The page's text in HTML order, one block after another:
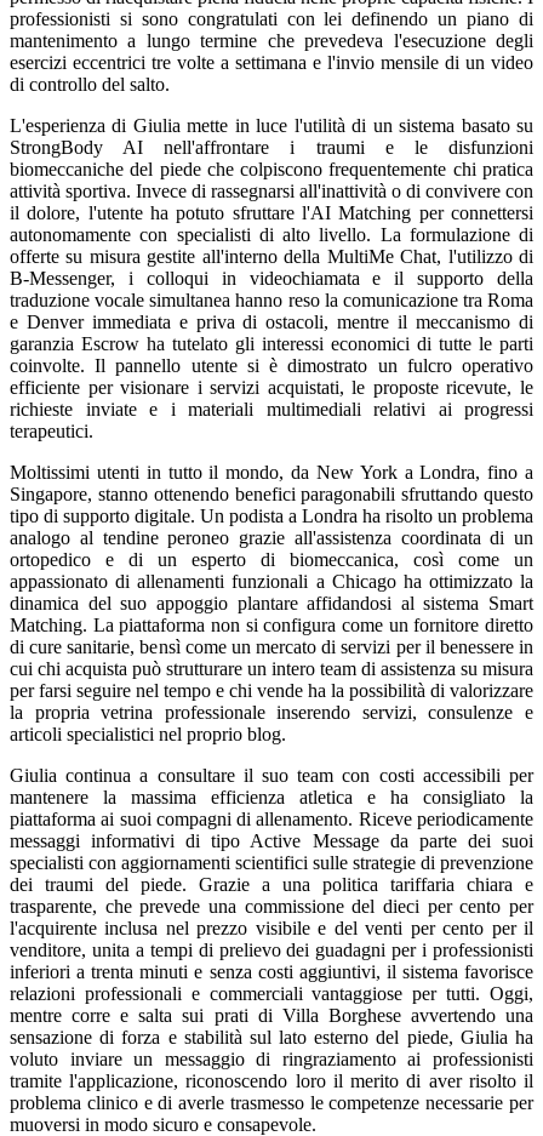
professionisti si sono congratulati con lei definendo un piano di
mantenimento a lungo termine che prevedeva l'esecuzione degli
esercizi eccentrici tre volte a settimana e l'invio mensile di un video
di controllo del salto.
L'esperienza di Giulia mette in luce l'utilità di un sistema basato su
StrongBody AI nell'affrontare i traumi e le disfunzioni
biomeccaniche del piede che colpiscono frequentemente chi pratica
attività sportiva. Invece di rassegnarsi all'inattività o di convivere con
il dolore, l'utente ha potuto sfruttare l'AI Matching per connettersi
autonomamente con specialisti di alto livello. La formulazione di
offerte su misura gestite all'interno della MultiMe Chat, l'utilizzo di
B-Messenger, i colloqui in videochiamata e il supporto della
traduzione vocale simultanea hanno reso la comunicazione tra Roma
e Denver immediata e priva di ostacoli, mentre il meccanismo di
garanzia Escrow ha tutelato gli interessi economici di tutte le parti
coinvolte. Il pannello utente si è dimostrato un fulcro operativo
efficiente per visionare i servizi acquistati, le proposte ricevute, le
richieste inviate e i materiali multimediali relativi ai progressi
terapeutici.
Moltissimi utenti in tutto il mondo, da New York a Londra, fino a
Singapore, stanno ottenendo benefici paragonabili sfruttando questo
tipo di supporto digitale. Un podista a Londra ha risolto un problema
analogo al tendine peroneo grazie all'assistenza coordinata di un
ortopedico e di un esperto di biomeccanica, così come un
appassionato di allenamenti funzionali a Chicago ha ottimizzato la
dinamica del suo appoggio plantare affidandosi al sistema Smart
Matching. La piattaforma non si configura come un fornitore diretto
di cure sanitarie, bensì come un mercato di servizi per il benessere in
cui chi acquista può strutturare un intero team di assistenza su misura
per farsi seguire nel tempo e chi vende ha la possibilità di valorizzare
la propria vetrina professionale inserendo servizi, consulenze e
articoli specialistici nel proprio blog.
Giulia continua a consultare il suo team con costi accessibili per
mantenere la massima efficienza atletica e ha consigliato la
piattaforma ai suoi compagni di allenamento. Riceve periodicamente
messaggi informativi di tipo Active Message da parte dei suoi
specialisti con aggiornamenti scientifici sulle strategie di prevenzione
dei traumi del piede. Grazie a una politica tariffaria chiara e
trasparente, che prevede una commissione del dieci per cento per
l'acquirente inclusa nel prezzo visibile e del venti per cento per il
venditore, unita a tempi di prelievo dei guadagni per i professionisti
inferiori a trenta minuti e senza costi aggiuntivi, il sistema favorisce
relazioni professionali e commerciali vantaggiose per tutti. Oggi,
mentre corre e salta sui prati di Villa Borghese avvertendo una
sensazione di forza e stabilità sul lato esterno del piede, Giulia ha
voluto inviare un messaggio di ringraziamento ai professionisti
tramite l'applicazione, riconoscendo loro il merito di aver risolto il
problema clinico e di averle trasmesso le competenze necessarie per
muoversi in modo sicuro e consapevole.